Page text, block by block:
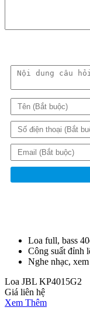
Loa full, bass
Công suất đỉnh
Nghe nhạc,
Loa JBL KP4015G2
Giá liên hệ
Xem Thêm